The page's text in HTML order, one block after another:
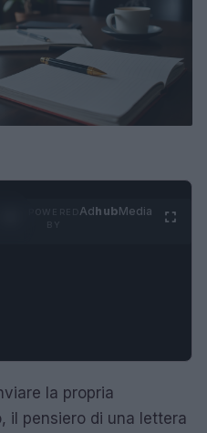
AdhubMedia
la propria
il pensiero di una lettera